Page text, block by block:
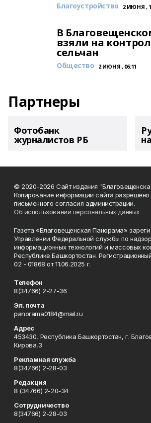
Благоустройство 2 ИЮНЯ ,
В
взяли на
сельчан
Общество 2 ИЮНЯ , 06:11
Партнеры
Фотобанк
журналистов РБ
© 2020-2026 Сайт издания
Копирование информации сайта разрешено
письменного согласия администрации.
Об использовании персональных данных
Газета «Благовещенская Панорама»
Управлении Федеральной службы по
информационных технологий и массовых
Республике Башкортостан.
02 - 01868 от 11.06.2025 г.
Телефон
8(34766) 2-27-36
Эл. почта
panorama0184@mail.ru
Адрес
453430, Республика Башкортостан, г.
Кирова,3
Рекламная служба
8(34766) 2-28-03
Редакция
8 (34766) 2-20-34
Сотрудничество
8(34766) 2-28-03